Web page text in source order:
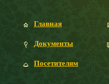
Главная
Документы
Посетителям